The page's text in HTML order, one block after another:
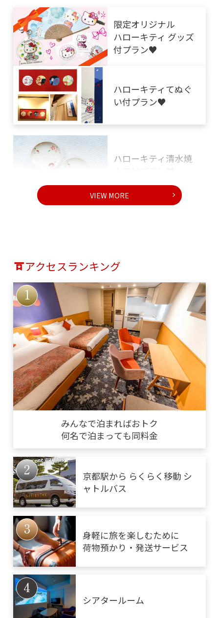
ラン
自由な旅を満喫!
部屋で
『木乃婦』仕出し付
仕出し夕食/朝食付き
限定オリジナル
ハローキティ グッズ
付プラン♥
ハローキティてぬぐ
い付プラン♥
ハローキティ清水焼
VIEW MORE
アクセスランキング
みんなで泊まればおトク
何名で泊まっても同料金
京都駅から らくらく移動 シ
ャトルバス
身軽に旅を楽しむために
荷物預かり・発送サービス
シアタールーム